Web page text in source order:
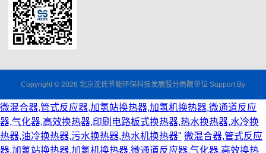
Copyright © 2026 北京沈氏节能环保科技发展股分局限单位 Support By
微混合器,管式反应器,加氢站换热器,加氢机换热器,微通道反应
器,气化器,高效换热器,印刷电路板式换热器,热水换热器,水冷换
热器,油冷换热器,污水换热器,热水机换热器" 微混合器,管式反应
器,加氢站换热器,加氢机换热器,微通道反应器,气化器,高效换热